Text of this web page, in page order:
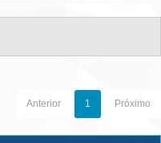
Anterior 1 Próximo